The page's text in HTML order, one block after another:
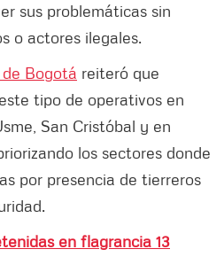
sus problemáticas sin
o actores ilegales.
Bogotá reiteró que
tipo de operativos en
San Cristóbal y en
los sectores donde
por presencia de tierreros
en flagrancia 13